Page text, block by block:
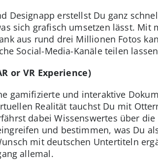
Designapp erstellst Du ganz
sich grafisch umsetzen lässt. Mit
aus rund drei Millionen Fotos
Social-Media-Kanäle teilen
or VR Experience)
gamifizierte und interaktive
Realität tauchst Du mit
dabei Wissenswertes über
und bestimmen, was Du
mit deutschen Untertiteln
allemal.